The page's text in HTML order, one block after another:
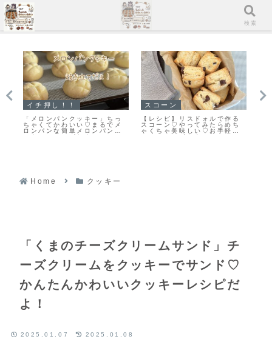
イチ押し！！
「メロンパンクッキー」ちっ
ちゃくてかわいい♡まるでメ
ロンパンな簡単メロンパンク
ッキーのレシピだよ！
スコーン
【レシピ】リスドォルで作る
スコーン♡やってみたらめち
ゃくちゃ美味しい♡お手軽ス
コーンレシピだよ！
Home クッキー
「くまのチーズクリームサンド」チ
ーズクリームをクッキーでサンド♡
かんたんかわいいクッキーレシピだ
よ！
2025.01.07 2025.01.08
メニュー 検索